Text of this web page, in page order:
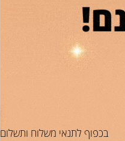
בכפוף לתנאי משלוח ותשלום